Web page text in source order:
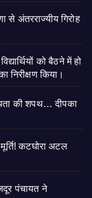
से अंतरराज्यीय गिरोह
को बैठने में हो
निरीक्षण किया।
की शपथ… दीपका
कटघोरा अटल
पंचायत ने